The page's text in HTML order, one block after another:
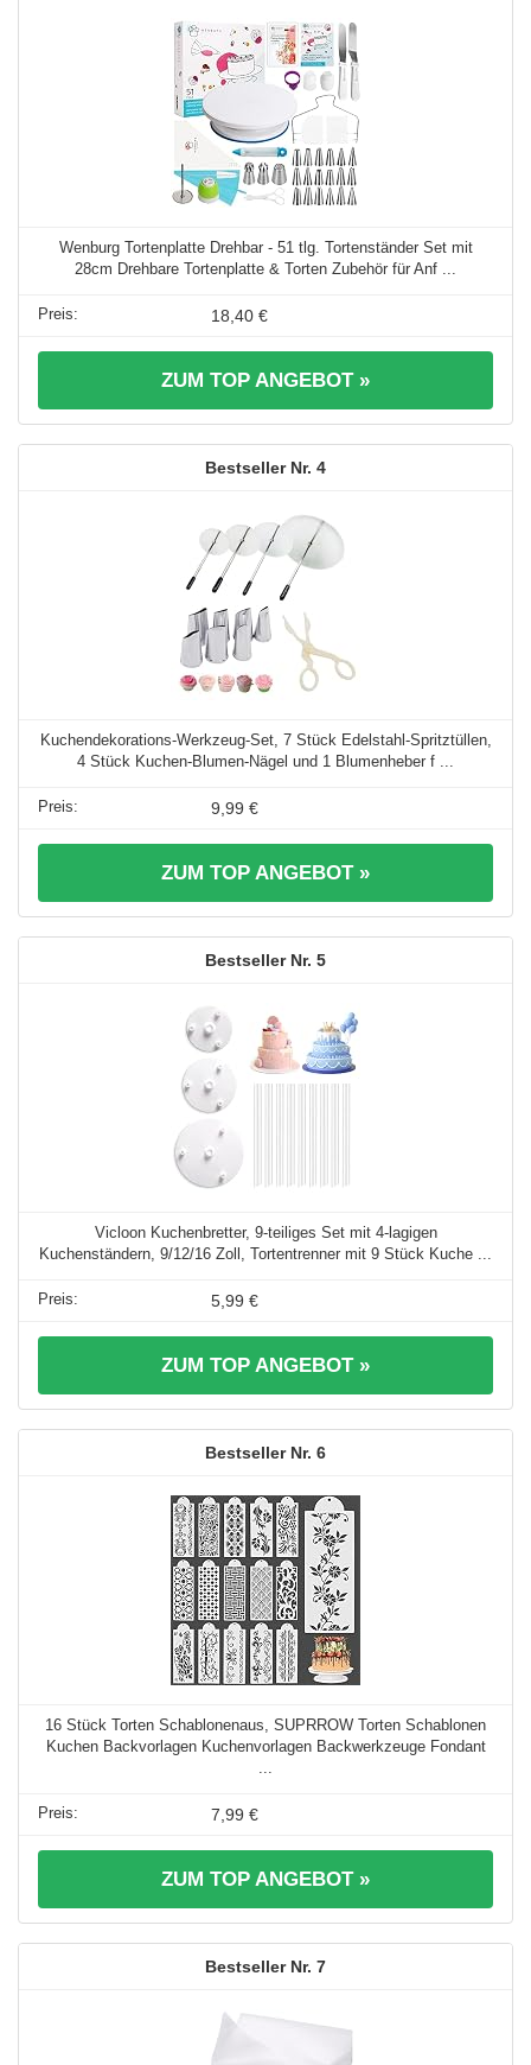
Wenburg Tortenplatte Drehbar - 51 tlg. Tortenständer Set mit
28cm Drehbare Tortenplatte & Torten Zubehör für Anf ...
18,40 €
ZUM TOP ANGEBOT »
4
Kuchendekorations-Werkzeug-Set, 7 Stück Edelstahl-Spritztüllen,
4 Stück Kuchen-Blumen-Nägel und 1 Blumenheber f ...
9,99 €
ZUM TOP ANGEBOT »
5
Vicloon Kuchenbretter, 9-teiliges Set mit 4-lagigen
Kuchenständern, 9/12/16 Zoll, Tortentrenner mit 9 Stück Kuche ...
5,99 €
ZUM TOP ANGEBOT »
6
16 Stück Torten Schablonenaus, SUPRROW Torten Schablonen
Kuchen Backvorlagen Kuchenvorlagen Backwerkzeuge Fondant
7,99 €
ZUM TOP ANGEBOT »
7